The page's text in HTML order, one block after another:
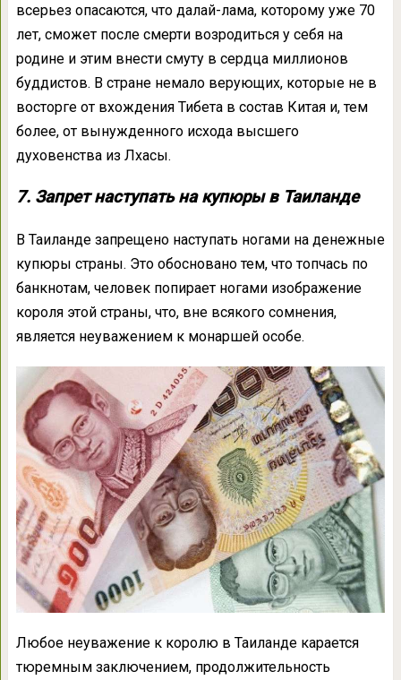
всерьез опасаются, что далай-лама, которому уже 70
лет, сможет после смерти возродиться у себя на
родине и этим внести смуту в сердца миллионов
буддистов. В стране немало верующих, которые не в
восторге от вхождения Тибета в состав Китая и, тем
более, от вынужденного исхода высшего
духовенства из Лхасы.
7. Запрет наступать на купюры в Таиланде
В Таиланде запрещено наступать ногами на денежные
купюры страны. Это обосновано тем, что топчась по
банкнотам, человек попирает ногами изображение
короля этой страны, что, вне всякого сомнения,
является неуважением к монаршей особе.
Любое неуважение к королю в Таиланде карается
тюремным заключением, продолжительность